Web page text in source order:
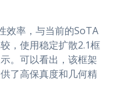
效率，与当前的SoTA
，使用稳定扩散2.1框
。可以看出，该框架
了高保真度和几何精